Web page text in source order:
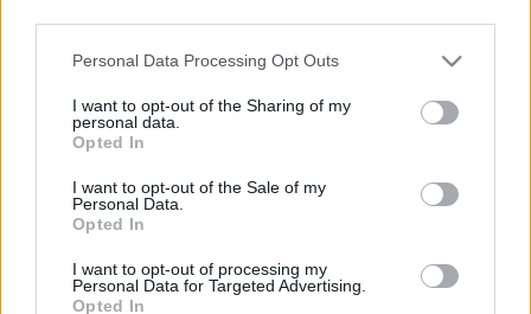
Please note that this website/app uses one or more Google
not limited to your visit or usage behaviour. You may click to
grant or deny consent to Google and its third-party tags to
use your data for below specified purposes in below Google
consent section.
Personal Data Processing Opt Outs
I want to opt-out of the Sharing of my
personal data.
Opted In
I want to opt-out of the Sale of my
Personal Data.
Opted In
I want to opt-out of processing my
Personal Data for Targeted Advertising.
Opted In
szükségesek. Erre…
Adatkezelés az online szolgáltatások
Fontos új hatósági iránymutatások
poklaszlo•2019. április 25.
Az online szolgáltatások mindennapi életünk részévé